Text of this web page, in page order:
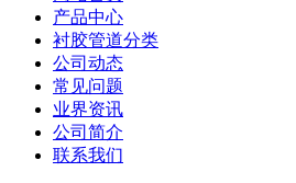
产品中心
衬胶管道分类
公司动态
常见问题
业界资讯
公司简介
联系我们